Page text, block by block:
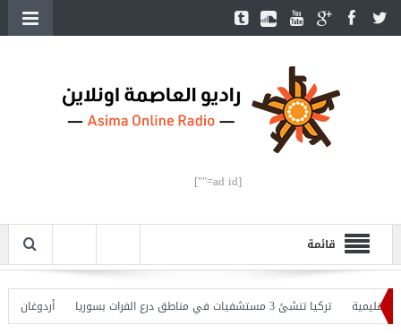
[ad id=""]
قائمة
تركيا تنشئ 3 مستشفيات في مناطق درع الفرات بسوريا
أردوغان يفتتح